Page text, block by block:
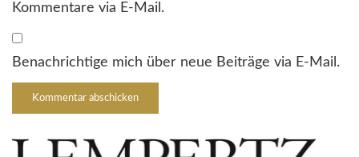
Kommentare via E-Mail.
Benachrichtige mich über neue Beiträge via E-Mail.